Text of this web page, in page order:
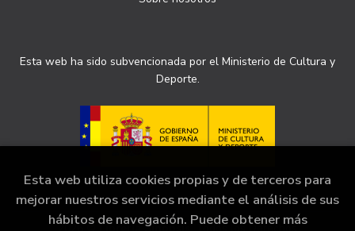
Esta web ha sido subvencionada por el Ministerio de Cultura y
Deporte.
Esta web utiliza cookies propias y de terceros para
mejorar nuestros servicios mediante el análisis de sus
hábitos de navegación. Puede obtener más